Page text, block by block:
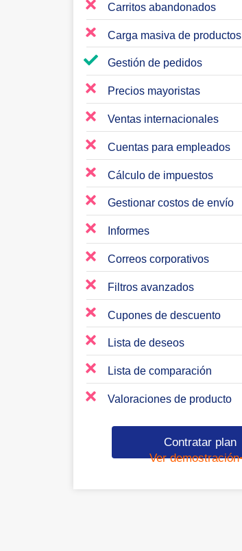
Carritos abandonados
Carga masiva de productos
Gestión de pedidos
Precios mayoristas
Ventas internacionales
Cuentas para empleados
Cálculo de impuestos
Gestionar costos de envío
Informes
Correos corporativos
Filtros avanzados
Cupones de descuento
Lista de deseos
Lista de comparación
Valoraciones de producto
Contratar plan
Ver demostración